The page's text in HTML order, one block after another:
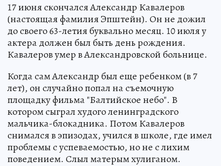
17 июня скончался Александр Кавалеров
(настоящая фамилия Эпштейн). Он не дожил
до своего 63-летия буквально месяц. 10 июля у
актера должен был быть день рождения.
Кавалеров умер в Александровской больнице.
Когда сам Александр был еще ребенком (в 7
лет), он случайно попал на съемочную
площадку фильма "Балтийское небо". В
котором сыграл худого ленинградского
мальчика-блокадника. Потом Кавалеров
снимался в эпизодах, учился в школе, где имел
проблемы с успеваемостью, но не с лихим
поведением. Слыл матерым хулиганом.